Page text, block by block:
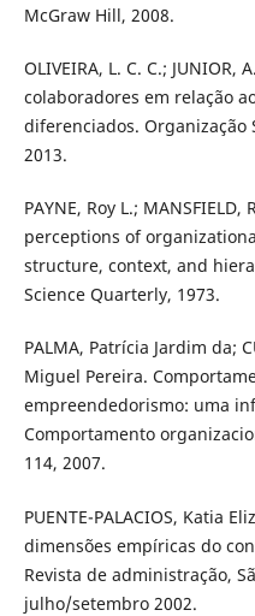
McGraw Hill, 2008.
OLIVEIRA, L. C. C.; JUNIOR,
colaboradores em relação
diferenciados. Organização
2013.
PAYNE, Roy L.;
perceptions of
structure, context, and
Science Quarterly, 1973.
PALMA, Patrícia Jardim da;
Miguel Pereira.
empreendedorismo: uma
Comportamento
114, 2007.
PUENTE-PALACIOS, Katia
dimensões empíricas do
Revista de administração,
julho/setembro 2002.